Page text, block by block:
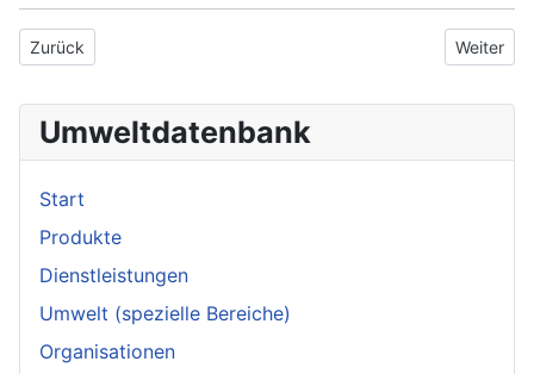
Vorheriger Beitrag: Schätzung
Zurück Nächster
Weiter
Umweltdatenbank
Start
Produkte
Dienstleistungen
Umwelt (spezielle Bereiche)
Organisationen